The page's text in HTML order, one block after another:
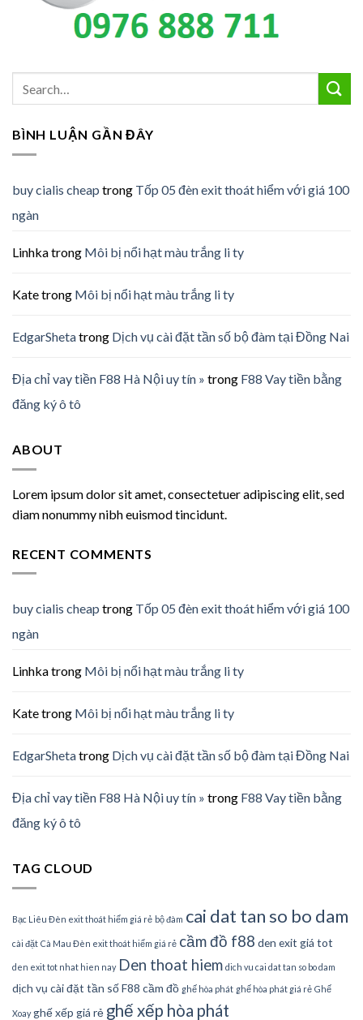
BÌNH LUẬN GẦN ĐÂY
buy cialis cheap trong Tốp 05 đèn exit thoát hiểm với giá 100
ngàn
Linhkatrong Môi bị nổi hạt màu trắng li ty
Katetrong Môi bị nổi hạt màu trắng li ty
EdgarShetatrong Dịch vụ cài đặt tần số bộ đàm tại Đồng Nai
Địa chỉ vay tiền F88 Hà Nội uy tín » trong F88 Vay tiền bằng
đăng ký ô tô
ABOUT
Lorem ipsum dolor sit amet, consectetuer adipiscing elit, sed
diam nonummy nibh euismod tincidunt.
RECENT COMMENTS
buy cialis cheap trong Tốp 05 đèn exit thoát hiểm với giá 100
ngàn
Linhkatrong Môi bị nổi hạt màu trắng li ty
Katetrong Môi bị nổi hạt màu trắng li ty
EdgarShetatrong Dịch vụ cài đặt tần số bộ đàm tại Đồng Nai
Địa chỉ vay tiền F88 Hà Nội uy tín » trong F88 Vay tiền bằng
đăng ký ô tô
TAG CLOUD
Bạc Liêu Đèn exit thoát hiểm giá rẻ bộ đàm cai dat tan so bo dam
cài đặt Cà Mau Đèn exit thoát hiểm giá rẻ cầm đồ f88 den exit giá tot
den exit tot nhat hien nay Den thoat hiem dich vu cai dat tan so bo dam
dịch vụ cài đặt tần sốF88 cầm đồ ghế hòa phát ghế hòa phát giá rẻ Ghế
Xoay ghế xếp giá rẻ ghế xếp hòa phát